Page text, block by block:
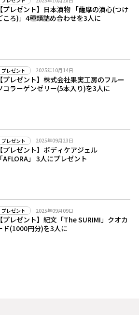
【プレゼント】日本漬物 「薩摩の漬心(つけ
ころ)」4種類詰め合わせを3人に
プレゼント 2025年10月14日
【プレゼント】株式会社果実工房のフルー
コラーゲンゼリー(5本入り)を3人に
プレゼント 2025年09月23日
【プレゼント】ボディケアジェル
「AFLORA」 3人にプレゼント
プレゼント 2025年09月09日
【プレゼント】紀文「The SURIMI」クオカ
ド(1000円分)を3人に